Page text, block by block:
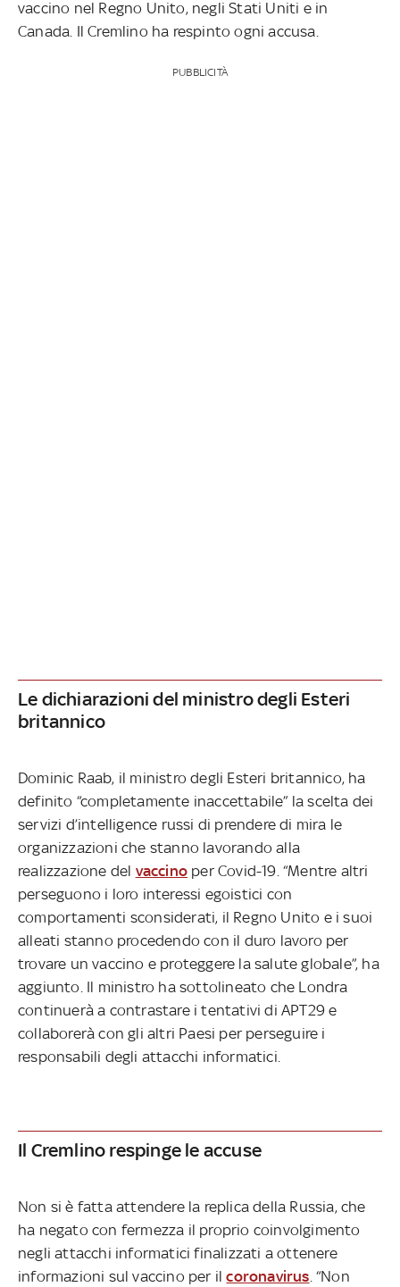
vaccino nel Regno Unito, negli Stati Uniti e in
Canada. Il Cremlino ha respinto ogni accusa.
PUBBLICITÀ
Le dichiarazioni del ministro degli Esteri
britannico
Dominic Raab, il ministro degli Esteri britannico, ha
definito “completamente inaccettabile” la scelta dei
servizi d’intelligence russi di prendere di mira le
organizzazioni che stanno lavorando alla
realizzazione del vaccino per Covid-19. “Mentre altri
perseguono i loro interessi egoistici con
comportamenti sconsiderati, il Regno Unito e i suoi
alleati stanno procedendo con il duro lavoro per
trovare un vaccino e proteggere la salute globale”, ha
aggiunto. Il ministro ha sottolineato che Londra
continuerà a contrastare i tentativi di APT29 e
collaborerà con gli altri Paesi per perseguire i
responsabili degli attacchi informatici.
Il Cremlino respinge le accuse
Non si è fatta attendere la replica della Russia, che
ha negato con fermezza il proprio coinvolgimento
negli attacchi informatici finalizzati a ottenere
informazioni sul vaccino per ilcoronavirus . “Non